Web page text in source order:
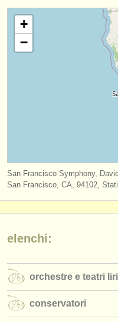
orchestre e teatri
orchestre giovanili
rss feeds
notizie di musica
ATSfaq
accedi
+
−
San Francisco Symphony,
San Francisco, CA, 94102,
elenchi:
orchestre e teatri
conservatori